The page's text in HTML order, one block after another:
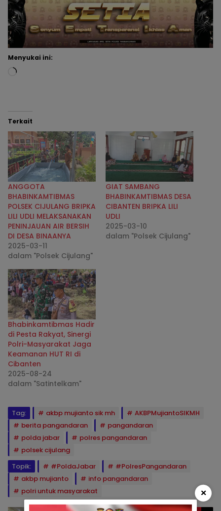
Menyukai ini:
Terkait
ANGGOTA
BHABINKAMTIBMAS
POLSEK CIJULANG BRIPKA
LILI UDLI MELAKSANAKAN
PENINJAUAN AIR BERSIH
DI DESA BINAANYA
2025-03-11
dalam "Polsek Cijulang"
GIAT SAMBANG
BHABINKAMTIBMAS DESA
CIBANTEN BRIPKA LILI
UDLI
2025-03-10
dalam "Polsek Cijulang"
Bhabinkamtibmas Hadir
di Pesta Rakyat, Sinergi
Polri-Masyarakat Jaga
Keamanan HUT RI di
Cibanten
2025-08-24
dalam "Satintelkam"
Tag: akbp mujianto sik mh
AKBPMujiantoSIKMH
berita pangandaran
pangandaran
polda jabar
polres pangandaran
polsek cijulang
Topik:
#PoldaJabar
#PolresPangandaran
akbp mujianto
info pangandaran
polri untuk masyarakat
×